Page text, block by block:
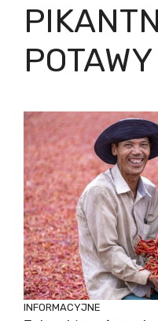
POTAWY
INFORMACYJNE